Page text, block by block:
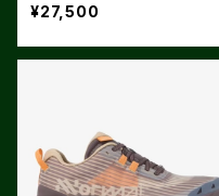
¥27,500